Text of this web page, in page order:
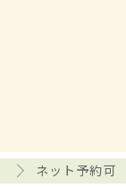
ネット予約可